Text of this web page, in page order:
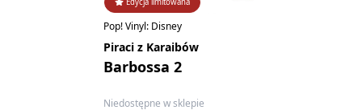
Pop! Vinyl: Disney
Piraci z Karaibów
Barbossa 2
Niedostępne w sklepie